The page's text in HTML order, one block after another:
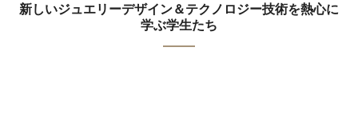
新しいジュエリーデザイン＆テクノロジー技術を熱心に
学ぶ学生たち